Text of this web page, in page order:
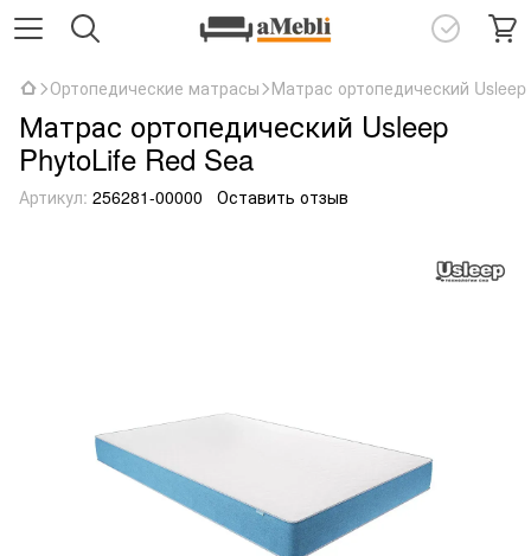
Ортопедические матрасы Матрас ортопедический
Матрас ортопедический Usleep
PhytoLife Red Sea
Артикул: 256281-00000 Оставить отзыв